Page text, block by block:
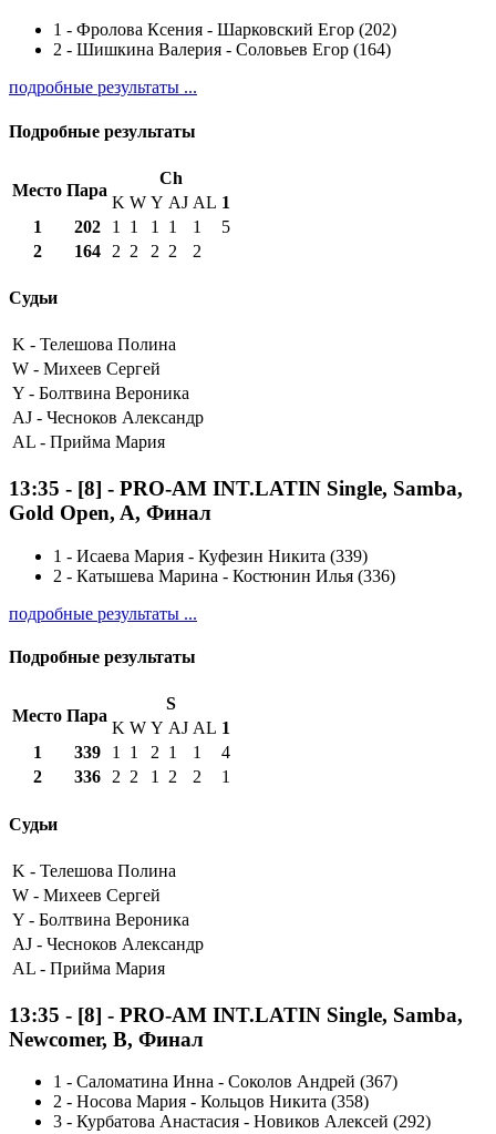
1 - Фролова Ксения - Шарковский Егор (202)
2 - Шишкина Валерия - Соловьев Егор (164)
подробные результаты ...
Подробные результаты
Место Пара
Ch
K W Y AJ AL 1
1
202 1 1 1 1 1
5
2
164 2 2 2 2 2
Судьи
K - Телешова Полина
W - Михеев Сергей
Y - Болтвина Вероника
AJ - Чесноков Александр
AL - Прийма Мария
13:35 - [8] - PRO-AM INT.LATIN Single, Samba,
Gold Open, A, Финал
1 - Исаева Мария - Куфезин Никита (339)
2 - Катышева Марина - Костюнин Илья (336)
подробные результаты ...
Подробные результаты
Место Пара
S
K W Y AJ AL 1
1
339 1 1 2 1 1
4
2
336 2 2 1 2 2 1
Судьи
K - Телешова Полина
W - Михеев Сергей
Y - Болтвина Вероника
AJ - Чесноков Александр
AL - Прийма Мария
13:35 - [8] - PRO-AM INT.LATIN Single, Samba,
Newcomer, B, Финал
1 - Саломатина Инна - Соколов Андрей (367)
2 - Носова Мария - Кольцов Никита (358)
3 - Курбатова Анастасия - Новиков Алексей (292)